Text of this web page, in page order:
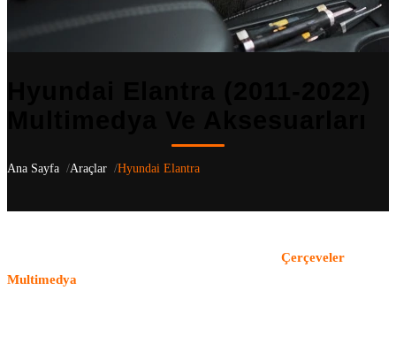
Ana Sayfa Araçlar Hyundai Elantra
Çerçeveler
Multimedya